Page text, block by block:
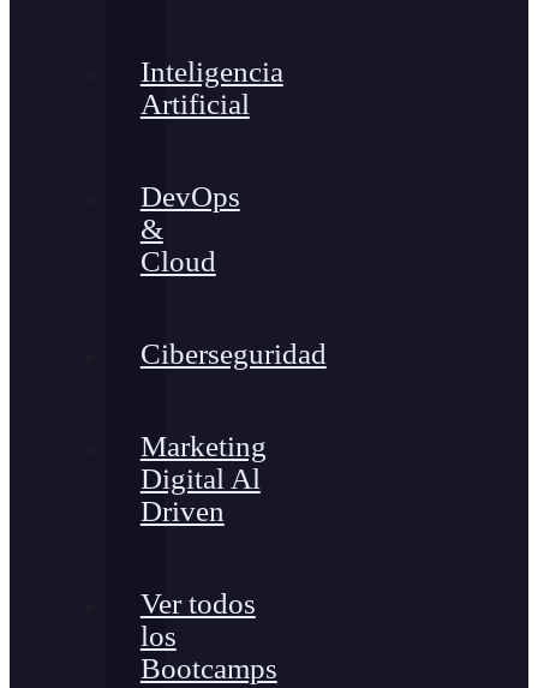
Inteligencia
Artificial
DevOps
&
Cloud
Ciberseguridad
Marketing
Digital Al
Driven
Ver todos
los
Bootcamps